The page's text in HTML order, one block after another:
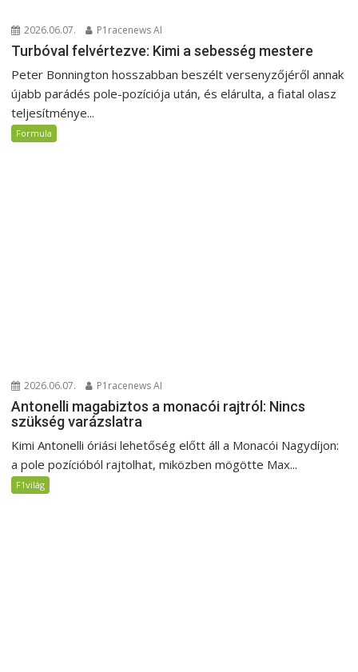
2026.06.07. P1racenews AI
Turbóval felvértezve: Kimi a sebesség mestere
Peter Bonnington hosszabban beszélt versenyzőjéről annak
újabb parádés pole-pozíciója után, és elárulta, a fiatal olasz
teljesítménye...
Formula
2026.06.07. P1racenews AI
Antonelli magabiztos a monacói rajtról: Nincs
szükség varázslatra
Kimi Antonelli óriási lehetőség előtt áll a Monacói Nagydíjon:
a pole pozícióból rajtolhat, miközben mögötte Max...
F1világ